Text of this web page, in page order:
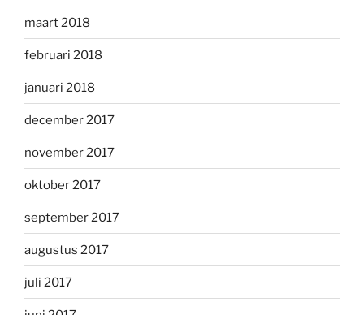
maart 2018
februari 2018
januari 2018
december 2017
november 2017
oktober 2017
september 2017
augustus 2017
juli 2017